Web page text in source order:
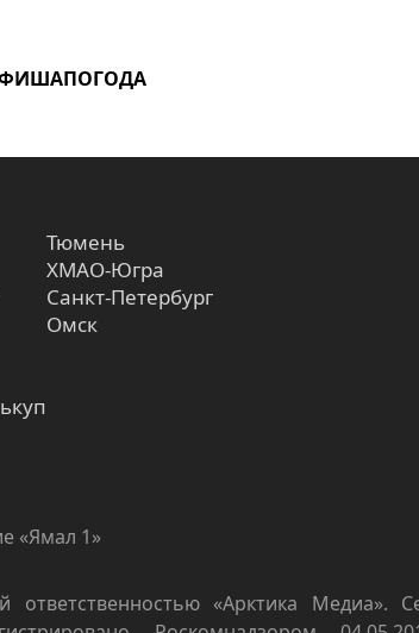
ПОГОДА
Тюмень
ХМАО-Югра
Санкт-Петербург
Омск
«Ямал 1»
«Арктика Медиа».